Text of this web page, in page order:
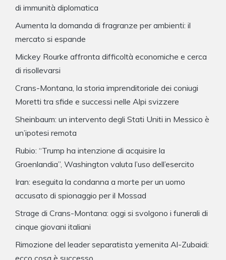
di immunità diplomatica
Aumenta la domanda di fragranze per ambienti: il
mercato si espande
Mickey Rourke affronta difficoltà economiche e cerca
di risollevarsi
Crans-Montana, la storia imprenditoriale dei coniugi
Moretti tra sfide e successi nelle Alpi svizzere
Sheinbaum: un intervento degli Stati Uniti in Messico è
un’ipotesi remota
Rubio: “Trump ha intenzione di acquisire la
Groenlandia”, Washington valuta l’uso dell’esercito
Iran: eseguita la condanna a morte per un uomo
accusato di spionaggio per il Mossad
Strage di Crans-Montana: oggi si svolgono i funerali di
cinque giovani italiani
Rimozione del leader separatista yemenita Al-Zubaidi: